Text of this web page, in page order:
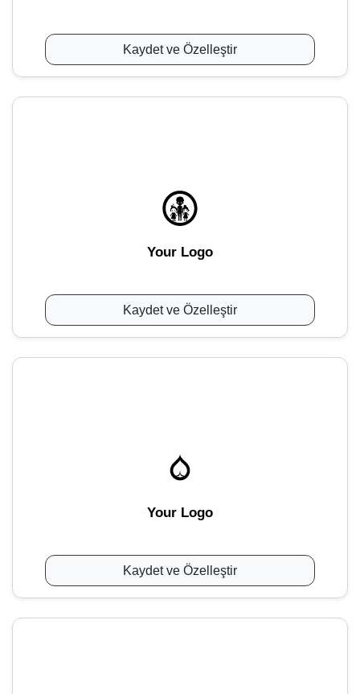
Kaydet ve Özelleştir
Your Logo
Kaydet ve Özelleştir
Your Logo
Kaydet ve Özelleştir